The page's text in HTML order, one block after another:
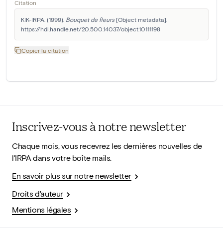
Citation
KIK-IRPA. (1999). Bouquet de fleurs [Object metadata].
https://hdl.handle.net/20.500.14037/object.10111198
Copier la citation
Inscrivez-vous à notre newsletter
Chaque mois, vous recevrez les dernières nouvelles de
l'IRPA dans votre boîte mails.
En savoir plus sur notre newsletter
Droits d'auteur
Mentions légales